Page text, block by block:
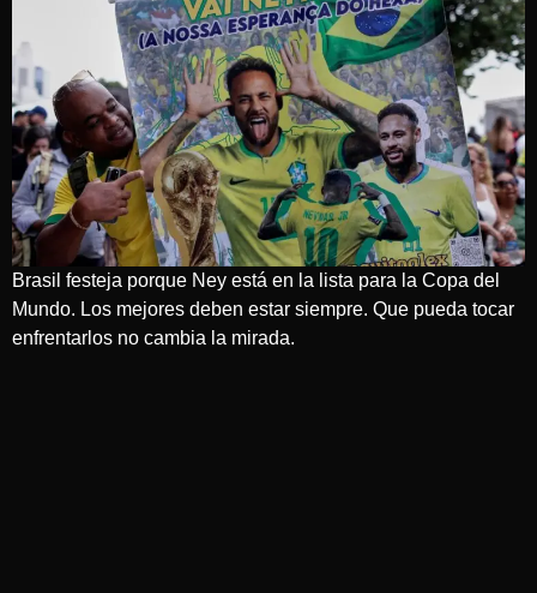
Brasil festeja porque Ney está en la lista para la Copa del
Mundo. Los mejores deben estar siempre. Que pueda tocar
enfrentarlos no cambia la mirada.